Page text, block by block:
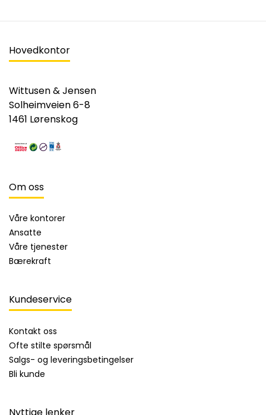
Hovedkontor
Wittusen & Jensen
Solheimveien 6-8
1461 Lørenskog
Om oss
Våre kontorer
Ansatte
Våre tjenester
Bærekraft
Kundeservice
Kontakt oss
Ofte stilte spørsmål
Salgs- og leveringsbetingelser
Bli kunde